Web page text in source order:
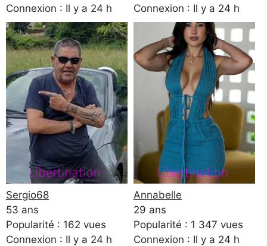
Connexion : Il y a 24 h
Connexion : Il y a 24 h
Sergio68
53 ans
Popularité : 162 vues
Connexion : Il y a 24 h
Annabelle
29 ans
Popularité : 1 347 vues
Connexion : Il y a 24 h